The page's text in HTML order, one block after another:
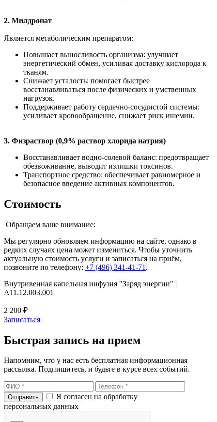
2. Милдронат
Является метаболическим препаратом:
Повышает выносливость организма: улучшает
энергетический обмен, усиливая доставку кислорода к
тканям.
Снижает усталость: помогает быстрее
восстанавливаться после физических и умственных
нагрузок.
Поддерживает работу сердечно-сосудистой системы:
усиливает кровообращение, снижает риск ишемии.
3. Физраствор (0,9% раствор хлорида натрия)
Восстанавливает водно-солевой баланс: предотвращает
обезвоживание, выводит излишки токсинов.
Транспортное средство: обеспечивает равномерное и
безопасное введение активных компонентов.
Стоимость
Обращаем ваше внимание:
Мы регулярно обновляем информацию на сайте, однако в
редких случаях цена может измениться. Чтобы уточнить
актуальную стоимость услуги и записаться на приём,
позвоните по телефону: +7 (496) 341-41-71 .
Внутривенная капельная инфузия "Заряд энергии" |
A11.12.003.001
2 200 ₽
Записаться
Быстрая запись на прием
Напомним, что у нас есть бесплатная информационная
рассылка. Подпишитесь, и будьте в курсе всех событий.
Я согласен на обработку
персональных данных